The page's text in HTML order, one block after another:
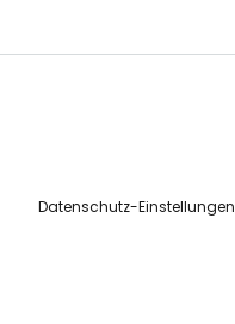
Datenschutz-Einstellungen